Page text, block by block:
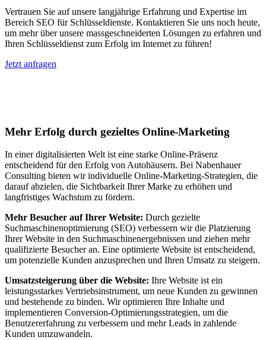
Vertrauen Sie auf unsere langjährige Erfahrung und Expertise im
Bereich SEO für Schlüsseldienste. Kontaktieren Sie uns noch heute,
um mehr über unsere massgeschneiderten Lösungen zu erfahren und
Ihren Schlüsseldienst zum Erfolg im Internet zu führen!
Jetzt anfragen
Mehr Erfolg durch gezieltes Online-Marketing
In einer digitalisierten Welt ist eine starke Online-Präsenz
entscheidend für den Erfolg von Autohäusern. Bei Nabenhauer
Consulting bieten wir individuelle Online-Marketing-Strategien, die
darauf abzielen, die Sichtbarkeit Ihrer Marke zu erhöhen und
langfristiges Wachstum zu fördern.
Mehr Besucher auf Ihrer Website: Durch gezielte
Suchmaschinenoptimierung (SEO) verbessern wir die Platzierung
Ihrer Website in den Suchmaschinenergebnissen und ziehen mehr
qualifizierte Besucher an. Eine optimierte Website ist entscheidend,
um potenzielle Kunden anzusprechen und Ihren Umsatz zu steigern.
Umsatzsteigerung über die Website: Ihre Website ist ein
leistungsstarkes Vertriebsinstrument, um neue Kunden zu gewinnen
und bestehende zu binden. Wir optimieren Ihre Inhalte und
implementieren Conversion-Optimierungsstrategien, um die
Benutzererfahrung zu verbessern und mehr Leads in zahlende
Kunden umzuwandeln.